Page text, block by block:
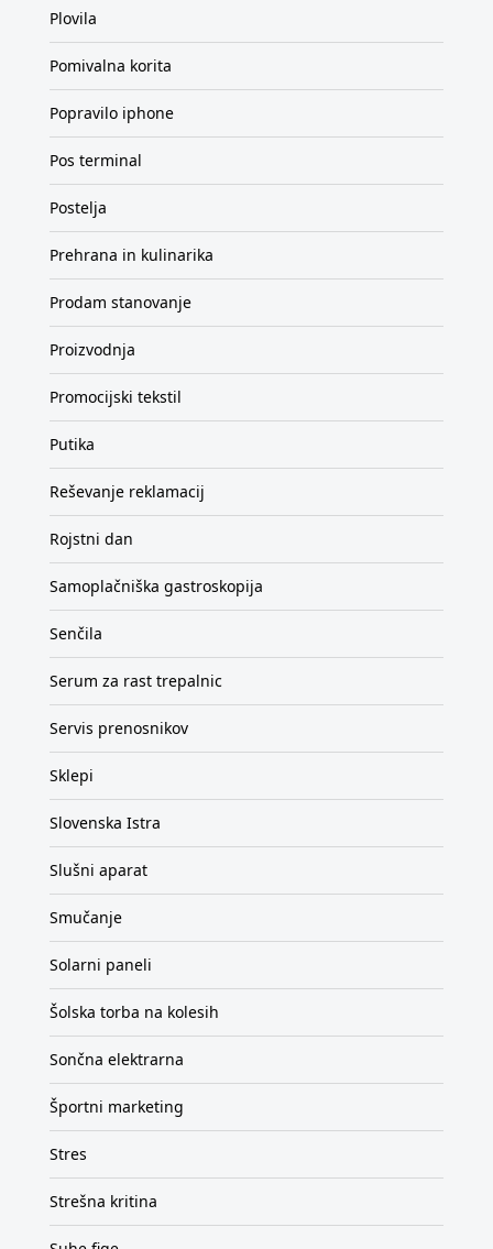
Plovila
Pomivalna korita
Popravilo iphone
Pos terminal
Postelja
Prehrana in kulinarika
Prodam stanovanje
Proizvodnja
Promocijski tekstil
Putika
Reševanje reklamacij
Rojstni dan
Samoplačniška gastroskopija
Senčila
Serum za rast trepalnic
Servis prenosnikov
Sklepi
Slovenska Istra
Slušni aparat
Smučanje
Solarni paneli
Šolska torba na kolesih
Sončna elektrarna
Športni marketing
Stres
Strešna kritina